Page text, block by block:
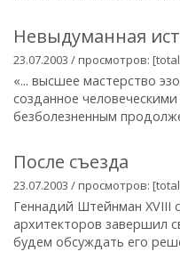
Невыдуманная
23.07.2003 / просмотров:
«... высшее мастерство
созданное
безболезненным
После съезда
23.07.2003 / просмотров:
Геннадий Штейнман XVIII
архитекторов завершил
будем обсуждать его